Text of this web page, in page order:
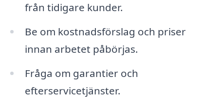
från tidigare kunder.
Be om kostnadsförslag och priser
innan arbetet påbörjas.
Fråga om garantier och
efterservicetjänster.